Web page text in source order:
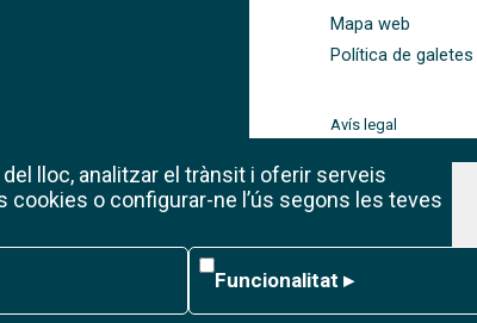
Mapa web
Política de galetes
Avís legal
Barcelona
Creative Commons 4.0
lloc, analitzar el trànsit i oferir serveis
o configurar-ne l’ús segons les teves
Funcionalitat
Funcionalitat▸